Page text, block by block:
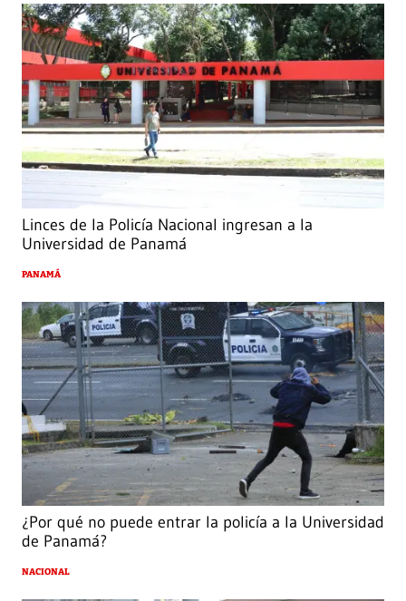
Linces de la Policía Nacional ingresan a la
Universidad de Panamá
PANAMÁ
¿Por qué no puede entrar la policía a la Universidad
de Panamá?
NACIONAL